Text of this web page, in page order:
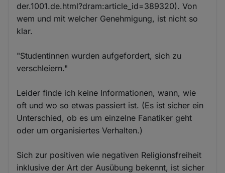
der.1001.de.html?dram:article_id=389320). Von
wem und mit welcher Genehmigung, ist nicht so
klar.
"Studentinnen wurden aufgefordert, sich zu
verschleiern."
Leider finde ich keine Informationen, wann, wie
oft und wo so etwas passiert ist. (Es ist sicher ein
Unterschied, ob es um einzelne Fanatiker geht
oder um organisiertes Verhalten.)
Sich zur positiven wie negativen Religionsfreiheit
inklusive der Art der Ausübung bekennt, ist sicher